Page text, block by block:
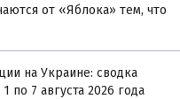
от «Яблока» тем, что
на Украине: сводка
7 августа 2026 года